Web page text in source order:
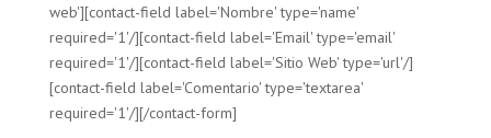
web'][contact-field label='Nombre' type='name'
required='1'/][contact-field label='Email' type='email'
required='1'/][contact-field label='Sitio Web' type='url'/]
[contact-field label='Comentario' type='textarea'
required='1'/][/contact-form]